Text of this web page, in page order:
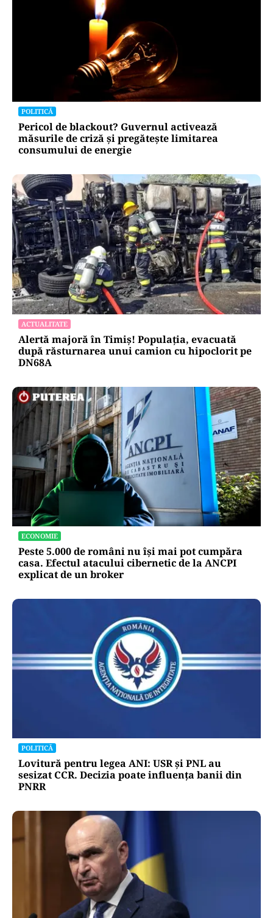
POLITICĂ
Pericol de blackout? Guvernul activează
măsurile de criză și pregătește limitarea
consumului de energie
ACTUALITATE
Alertă majoră în Timiș! Populația, evacuată
după răsturnarea unui camion cu hipoclorit pe
DN68A
ECONOMIE
Peste 5.000 de români nu își mai pot cumpăra
casa. Efectul atacului cibernetic de la ANCPI
explicat de un broker
POLITICĂ
Lovitură pentru legea ANI: USR și PNL au
sesizat CCR. Decizia poate influența banii din
PNRR